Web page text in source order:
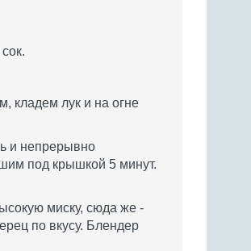
кладем лук и на огне
и непрерывно
под крышкой 5 минут.
миску, сюда же -
по вкусу. Блендер